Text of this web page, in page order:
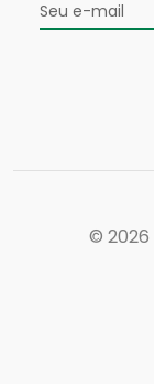
© 2026